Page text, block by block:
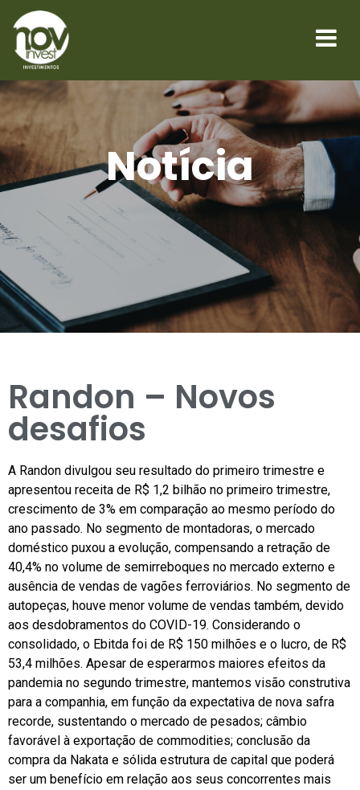
Notícia
Randon – Novos
desafios
A Randon divulgou seu resultado do primeiro trimestre e
apresentou receita de R$ 1,2 bilhão no primeiro trimestre,
crescimento de 3% em comparação ao mesmo período do
ano passado. No segmento de montadoras, o mercado
doméstico puxou a evolução, compensando a retração de
40,4% no volume de semirreboques no mercado externo e
ausência de vendas de vagões ferroviários. No segmento de
autopeças, houve menor volume de vendas também, devido
aos desdobramentos do COVID-19. Considerando o
consolidado, o Ebitda foi de R$ 150 milhões e o lucro, de R$
53,4 milhões. Apesar de esperarmos maiores efeitos da
pandemia no segundo trimestre, mantemos visão construtiva
para a companhia, em função da expectativa de nova safra
recorde, sustentando o mercado de pesados; câmbio
favorável à exportação de commodities; conclusão da
compra da Nakata e sólida estrutura de capital que poderá
ser um benefício em relação aos seus concorrentes mais